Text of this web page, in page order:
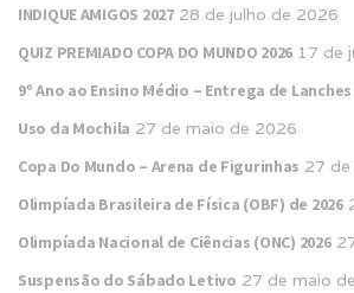
INDIQUE AMIGOS 2027 28 de julho de 2026
QUIZ PREMIADO COPA DO MUNDO 2026 17 de
9º Ano ao Ensino Médio – Entrega de Lanches
Uso da Mochila 27 de maio de 2026
Copa Do Mundo – Arena de Figurinhas 27
Olimpíada Brasileira de Física (OBF) de 2026
Olimpíada Nacional de Ciências (ONC) 2026
Suspensão do Sábado Letivo 27 de maio